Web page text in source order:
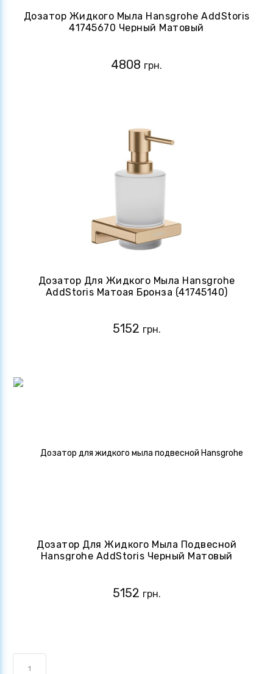
Дозатор Жидкого Мыла Hansgrohe AddStoris
41745670 Черный Матовый
4808 грн.
Дозатор Для Жидкого Мыла Hansgrohe
AddStoris Матоая Бронза (41745140)
5152 грн.
Дозатор Для Жидкого Мыла Подвесной
Hansgrohe AddStoris Черный Матовый
5152 грн.
1